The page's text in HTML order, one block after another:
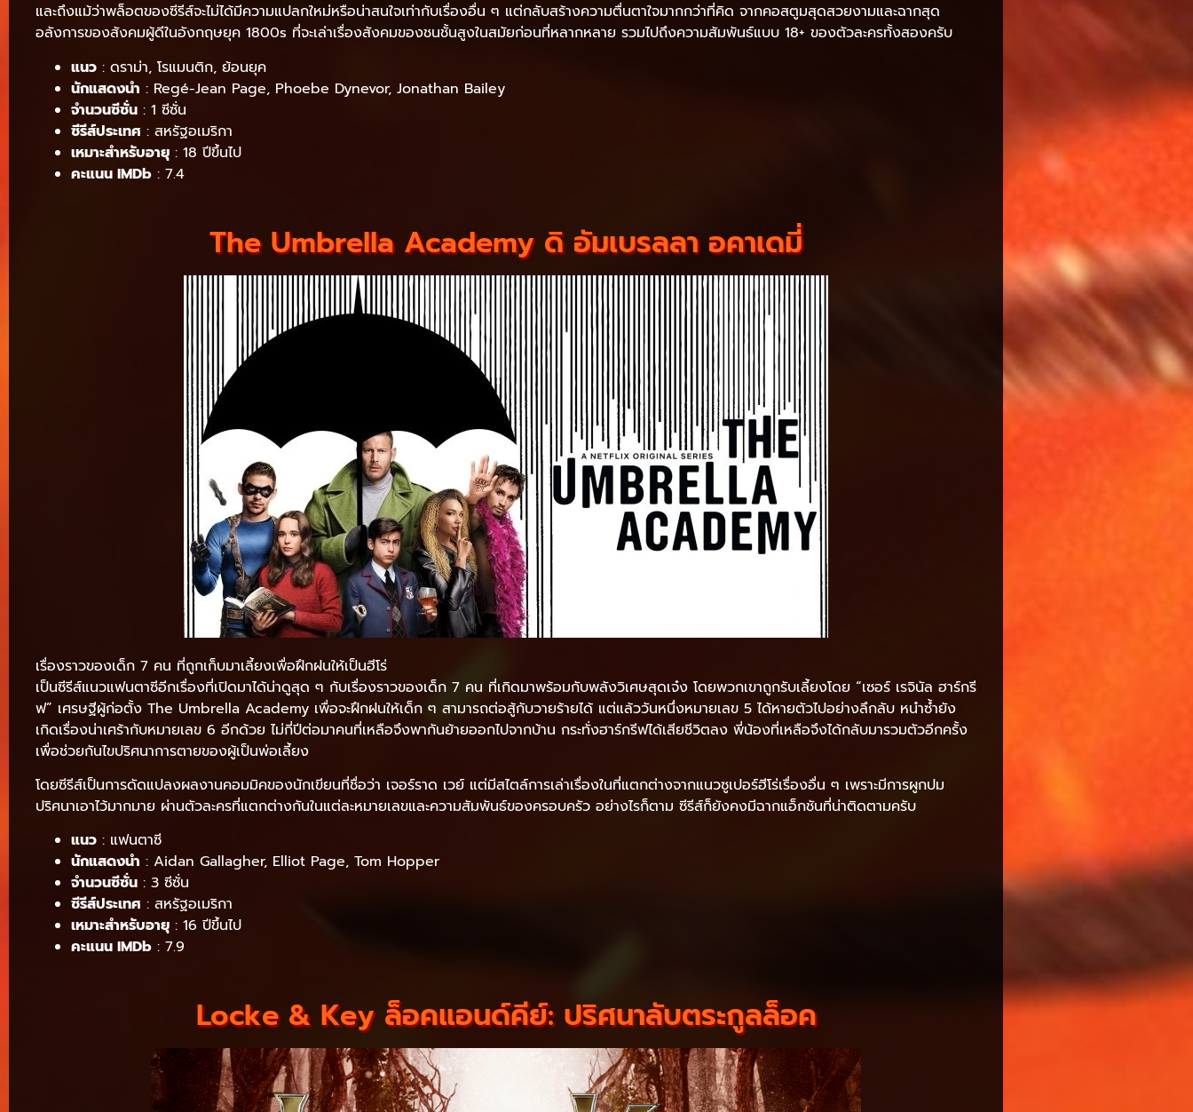
และถึงแม้ว่าพล็อตของซีรีส์จะไม่ได้มีความแปลกใหม่หรือน่าสนใจเท่ากับเรื่องอื่น ๆ แต่กลับสร้างความตื่นตาใจมากกว่าที่คิด จากคอสตูมสุดสวยงามและฉากสุด
อลังการของสังคมผู้ดีในอังกฤษยุค 1800s ที่จะเล่าเรื่องสังคมของชนชั้นสูงในสมัยก่อนที่หลากหลาย รวมไปถึงความสัมพันธ์แบบ 18+ ของตัวละครทั้งสองครับ
แนว : ดราม่า, โรแมนติก, ย้อนยุค
นักแสดงนำ : Regé-Jean Page, Phoebe Dynevor, Jonathan Bailey
จำนวนซีซั่น : 1 ซีซั่น
ซีรีส์ประเทศ : สหรัฐอเมริกา
เหมาะสำหรับอายุ : 18 ปีขึ้นไป
คะแนน IMDb : 7.4
The Umbrella Academy ดิ อัมเบรลลา อคาเดมี่
เรื่องราวของเด็ก 7 คน ที่ถูกเก็บมาเลี้ยงเพื่อฝึกฝนให้เป็นฮีโร่
เป็นซีรีส์แนวแฟนตาซีอีกเรื่องที่เปิดมาได้น่าดูสุด ๆ กับเรื่องราวของเด็ก 7 คน ที่เกิดมาพร้อมกับพลังวิเศษสุดเจ๋ง โดยพวกเขาถูกรับเลี้ยงโดย “เซอร์ เรจินัล ฮาร์กรี
ฟ” เศรษฐีผู้ก่อตั้ง The Umbrella Academy เพื่อจะฝึกฝนให้เด็ก ๆ สามารถต่อสู้กับวายร้ายได้ แต่แล้ววันหนึ่งหมายเลข 5 ได้หายตัวไปอย่างลึกลับ หนำซ้ำยัง
เกิดเรื่องน่าเศร้ากับหมายเลข 6 อีกด้วย ไม่กี่ปีต่อมาคนที่เหลือจึงพากันย้ายออกไปจากบ้าน กระทั่งฮาร์กรีฟได้เสียชีวิตลง พี่น้องที่เหลือจึงได้กลับมารวมตัวอีกครั้ง
เพื่อช่วยกันไขปริศนาการตายของผู้เป็นพ่อเลี้ยง
โดยซีรีส์เป็นการดัดแปลงผลงานคอมมิคของนักเขียนที่ชื่อว่า เจอร์ราด เวย์ แต่มีสไตล์การเล่าเรื่องในที่แตกต่างจากแนวซูเปอร์ฮีโร่เรื่องอื่น ๆ เพราะมีการผูกปม
ปริศนาเอาไว้มากมาย ผ่านตัวละครที่แตกต่างกันในแต่ละหมายเลขและความสัมพันธ์ของครอบครัว อย่างไรก็ตาม ซีรีส์ก็ยังคงมีฉากแอ็กชันที่น่าติดตามครับ
แนว : แฟนตาซี
นักแสดงนำ : Aidan Gallagher, Elliot Page, Tom Hopper
จำนวนซีซั่น : 3 ซีซั่น
ซีรีส์ประเทศ : สหรัฐอเมริกา
เหมาะสำหรับอายุ : 16 ปีขึ้นไป
คะแนน IMDb : 7.9
Locke & Key ล็อคแอนด์คีย์: ปริศนาลับตระกูลล็อค